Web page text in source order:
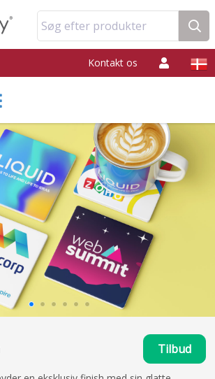
Søg efter produkter
Kontakt os
Tilbud